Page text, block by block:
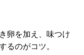
卵を加え、味つけ
るのがコツ。